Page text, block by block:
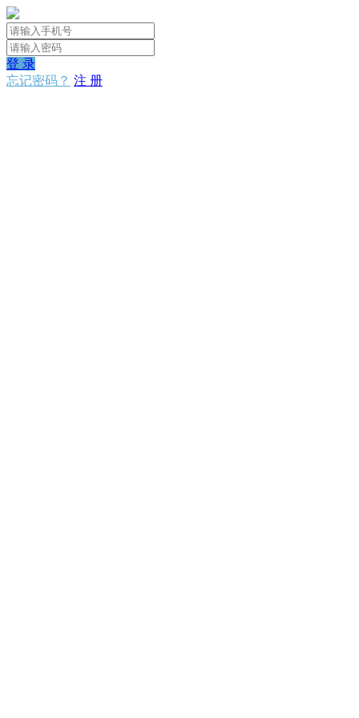
登 录
忘记密码？ 注 册